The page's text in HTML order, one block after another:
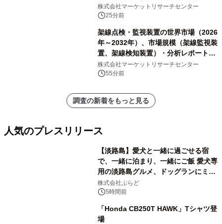
析レポートを発表
株式会社マーケットリサーチセンター
25分前
架線点検・監視装置の世界市場（2026
年～2032年）、市場規模（架線監視装
置、架線検知装置）・分析レポートを
発表
株式会社マーケットリサーチセンター
55分前
調査の新着をもっと見る
人気のプレスリリース
【淡路島】愛犬と一緒に過ごせる宿
で、一緒に泊まり、一緒にご飯 愛犬専
用の淡路島グルメ、ドッグランにミニ
プール グランピングとトレーラーハウ
スの2施設で
株式会社ぷらど
5時間前
「Honda CB250T HAWK」Tシャツ登
場